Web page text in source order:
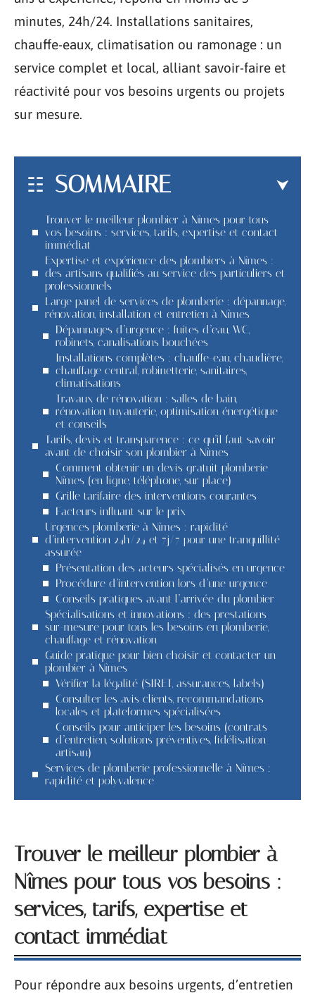
minutes, 24h/24. Installations sanitaires,
chauffe-eaux, climatisation ou ramonage : un
service complet et local, alliant savoir-faire et
réactivité pour vos besoins urgents ou projets
sur mesure.
SOMMAIRE
Trouver le meilleur plombier à Nîmes pour tous
vos besoins : services, tarifs, expertise et contact
immédiat
Expertise et expérience des plombiers à Nîmes :
des artisans qualifiés au service des particuliers et
professionnels
Large panel de services de plomberie : dépannage,
rénovation, installation et entretien à Nîmes
Dépannages d’urgence : fuites d’eau, WC,
robinets, canalisations bouchées
Installations complètes : chauffe-eau, chaudière,
chauffage central, robinetterie, sanitaires,
climatisations
Travaux de rénovation : salles de bain,
rénovation tuyauterie, optimisation énergétique
et conseils
Tarifs, devis et transparence : ce qu’il faut savoir
avant de choisir son plombier à Nîmes
Comment obtenir un devis gratuit plomberie
Nîmes (en ligne, téléphone, sur place)
Grille tarifaire des interventions courantes
Facteurs influant sur le prix
Urgences plomberie à Nîmes : rapidité
d’intervention 24h/24 et 7j/7 pour une tranquillité
assurée
Présentation des acteurs spécialisés en urgence
Procédure d’intervention lors d’une urgence
Conseils pratiques avant l’arrivée du plombier
Spécialisations et innovations : des prestations
sur-mesure pour tous les besoins en plomberie,
chauffage et rénovation
Guide pratique pour bien choisir et contacter un
plombier à Nîmes
Vérifier la légalité (SIRET, assurances, labels)
Consulter les avis clients, recommandations
locales et plateformes spécialisées
Conseils pour anticiper les besoins (contrats
d’entretien, solutions préventives, fidélisation
artisan)
Services de plomberie professionnelle à Nîmes :
rapidité et polyvalence
Trouver le meilleur plombier à
Nîmes pour tous vos besoins :
services, tarifs, expertise et
contact immédiat
Pour répondre aux besoins urgents, d’entretien